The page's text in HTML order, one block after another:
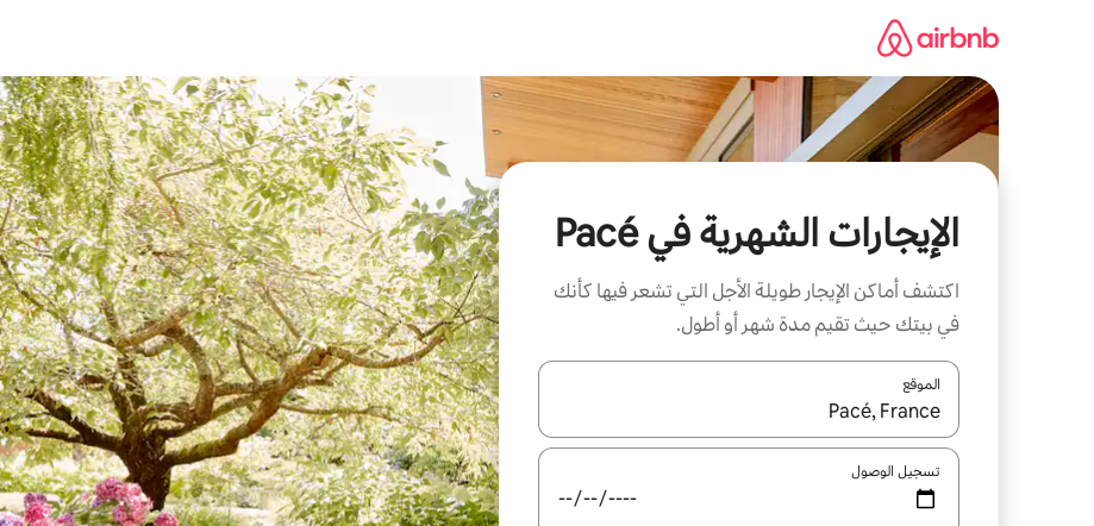
الإيجارات الشهرية في Pacé
اكتشف أماكن الإيجار طويلة الأجل التي تشعر فيها كأنك
في بيتك حيث تقيم مدة شهر أو أطول.
الموقع
عند توفر النتائج، انتقل باستخدام السهمين لأعلى ولأسفل أو استكشف عن طريق اللمس أو السحب.
تسجيل الوصول